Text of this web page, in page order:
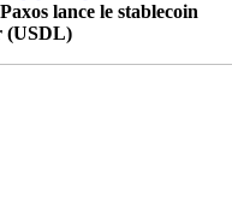
lance le stablecoin
(USDL)